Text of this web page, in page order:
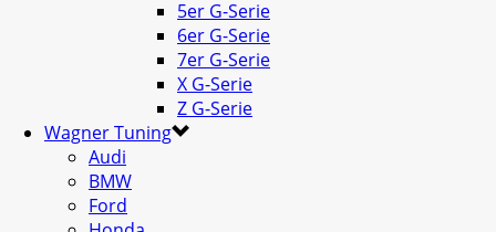
5er G-Serie
6er G-Serie
7er G-Serie
X G-Serie
Z G-Serie
Wagner Tuning
Audi
BMW
Ford